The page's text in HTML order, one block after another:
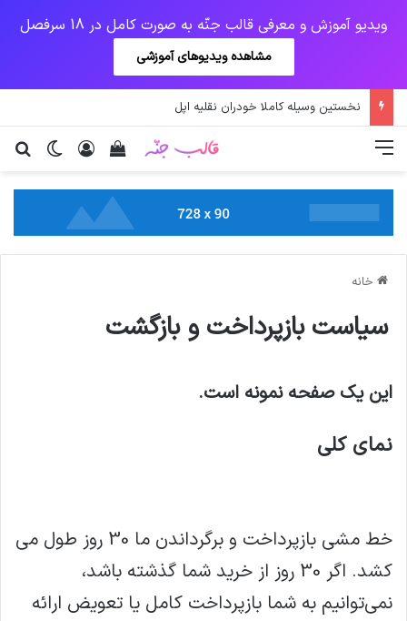
ویدیو آموزش و معرفی قالب جنّه به صورت کامل در 18 سرفصل
مشاهده ویدیوهای آموزشی
تدابیر زمانی خواب و بیداری
تغییر ورود
دیدن سبد خرید منو
خانه
سیاست بازپرداخت و بازگشت
این یک صفحه نمونه است.
نمای کلی
خط مشی بازپرداخت و برگرداندن ما 30 روز طول می
کشد. اگر 30 روز از خرید شما گذشته باشد،
نمی‌توانیم به شما بازپرداخت کامل یا تعویض ارائه